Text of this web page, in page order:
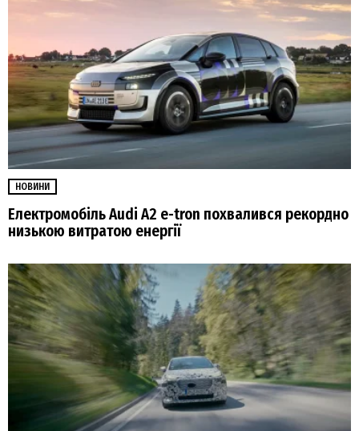
НОВИНИ
Електромобіль Audi A2 e-tron похвалився рекордно
низькою витратою енергії